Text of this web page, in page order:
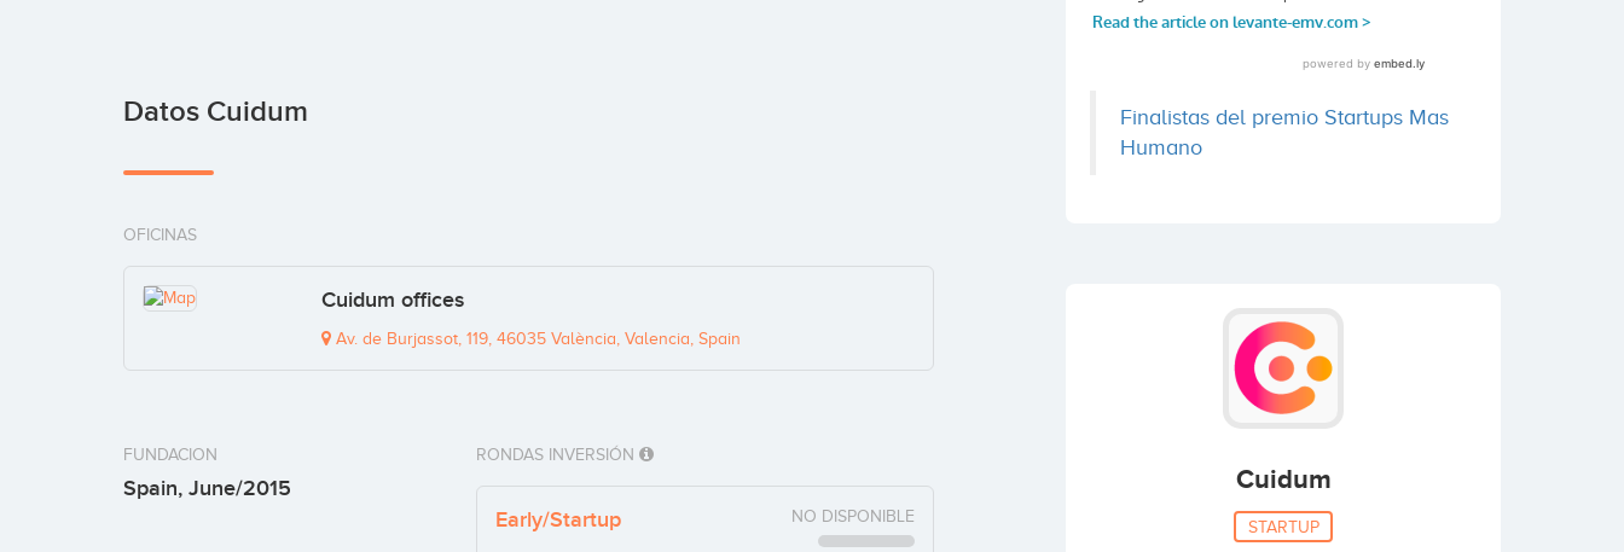
Datos Cuidum
OFICINAS
Cuidum offices
Av. de Burjassot, 119, 46035 València, Valencia, Spain
FUNDACION
Spain, June/2015
RONDAS INVERSIÓN
Early/Startup NO DISPONIBLE
Finalistas del premio Startups Mas
Humano
Cuidum
STARTUP